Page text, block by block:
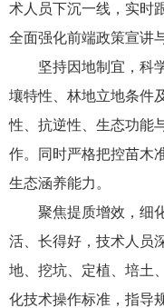
术人员下沉一线，实时
全面强化前端政策宣讲
坚持因地制宜，科
壤特性、林地立地条件
性、抗逆性、生态功能
作。同时严格把控苗木
生态涵养能力。
聚焦提质增效，细
活、长得好，技术人员
地、挖坑、定植、培土
化技术操作标准，指导